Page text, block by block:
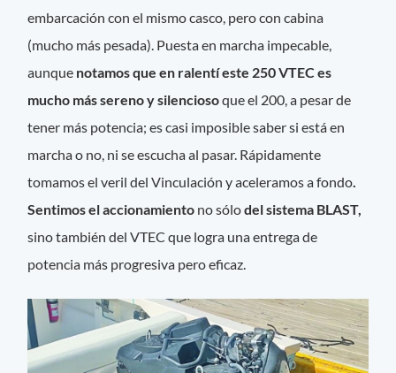
embarcación con el mismo casco, pero con cabina
(mucho más pesada). Puesta en marcha impecable,
aunque notamos que en ralentí este 250 VTEC es
mucho más sereno y silenciosoque el 200, a pesar de
tener más potencia; es casi imposible saber si está en
marcha o no, ni se escucha al pasar. Rápidamente
tomamos el veril del Vinculación y aceleramos a fondo.
Sentimos el accionamiento no sólodel sistema BLAST,
sino también del VTEC que logra una entrega de
potencia más progresiva pero eficaz.